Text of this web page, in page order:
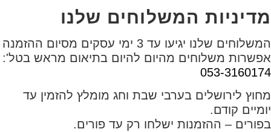
מדיניות המשלוחים שלנו
המשלוחים שלנו יגיעו עד 3 ימי עסקים מסיום ההזמנה
אפשרות משלוחים מהיום להיום בתיאום מראש בטל':
053-3160174
מחוץ לירושלים בערבי שבת וחג מומלץ להזמין עד
יומיים קודם.
בפורים – ההזמנות ישלחו רק עד פורים.